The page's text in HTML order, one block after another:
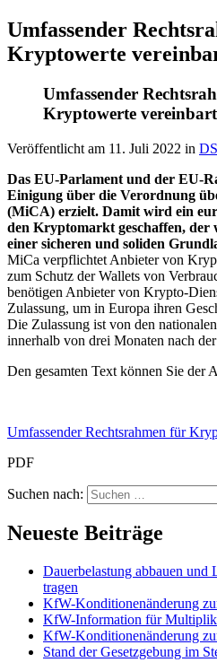
Umfassender
Kryptowerte
Umfassender
Kryptowerte vereinbart
Veröffentlicht am 11. Juli 2022 in
Das EU-Parlament und der EU-
Einigung über die Verordnung
(MiCA) erzielt. Damit wird ein
den Kryptomarkt geschaffen, der
einer sicheren und soliden
MiCa verpflichtet Anbieter von
zum Schutz der Wallets von
benötigen Anbieter von Krypto-
Zulassung, um in Europa ihren
Die Zulassung ist von den
innerhalb von drei Monaten nach
Den gesamten Text können Sie der
Umfassender Rechtsrahmen für
PDF
Suchen nach:
Neueste Beiträge
Dauerbelastung abbauen und
tragen
KfW-Konditionenänderung
KfW-Information für
KfW-Konditionenänderung
Stand der Gesetzgebung im